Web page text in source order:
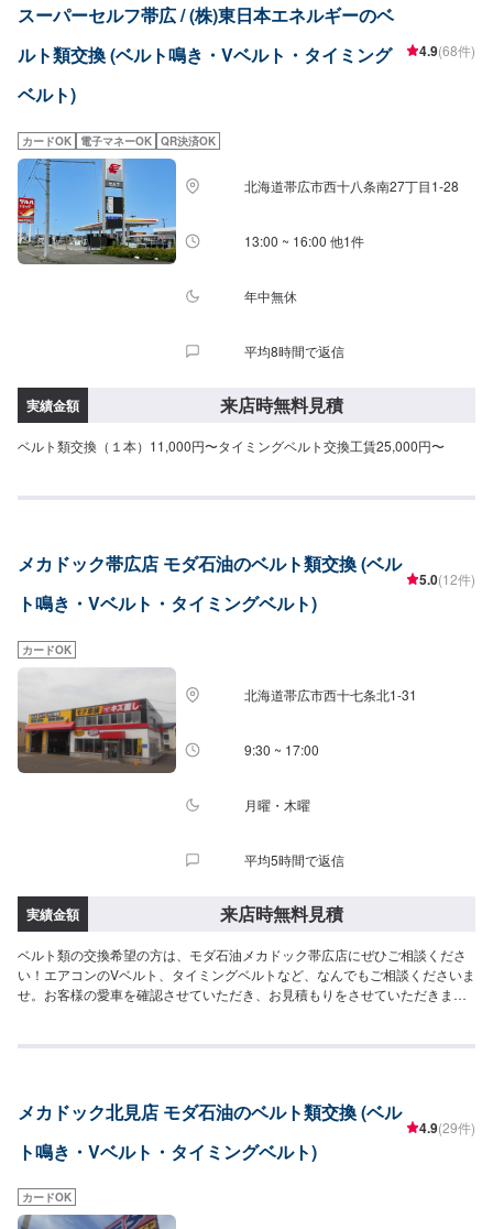
スーパーセルフ帯広 / (株)東日本エネルギーのベ
ルト類交換 (ベルト鳴き・Vベルト・タイミング
ベルト)
4.9(68件)
カードOK 電子マネーOK QR決済OK
北海道帯広市西十八条南27丁目1-28
13:00 ~ 16:00 他1件
年中無休
平均8時間で返信
実績金額 来店時無料見積
ベルト類交換（１本）11,000円〜タイミングベルト交換工賃25,000円〜
メカドック帯広店 モダ石油のベルト類交換 (ベル
ト鳴き・Vベルト・タイミングベルト)
5.0(12件)
カードOK
北海道帯広市西十七条北1-31
9:30 ~ 17:00
月曜・木曜
平均5時間で返信
実績金額 来店時無料見積
ベルト類の交換希望の方は、モダ石油メカドック帯広店にぜひご相談くださ
い！エアコンのVベルト、タイミングベルトなど、なんでもご相談くださいま
せ。お客様の愛車を確認させていただき、お見積もりをさせていただきま
メカドック北見店 モダ石油のベルト類交換 (ベル
ト鳴き・Vベルト・タイミングベルト)
4.9(29件)
カードOK